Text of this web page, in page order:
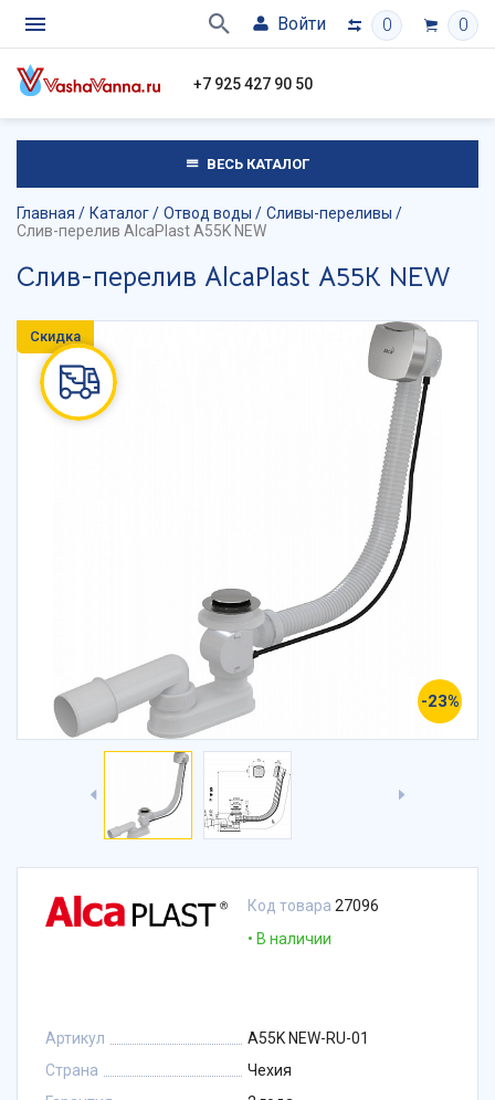
Войти 0 0
+7 925 427 90 50
ВЕСЬ КАТАЛОГ
Главная Каталог Отвод воды
Сливы-переливы
Слив-перелив AlcaPlast A55K NEW
Слив-перелив AlcaPlast A55K NEW
Скидка
-23%
Код товара 27096
В наличии
Артикул
A55K NEW-RU-01
Страна
Чехия